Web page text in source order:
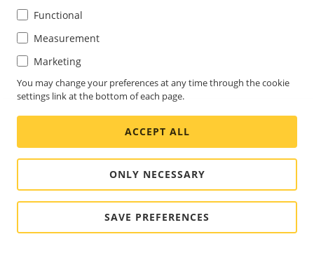
按一下顯示 I/O 輸出埠。例如，使用開關開啟或關閉連
接埠的電路以測試外部裝置。
點選手動開啟或關閉紅外線照明。
按一下手動開啟或關閉白光。
按一下以存取螢幕上控制項。若啟用螢幕控制項群
組，當使用者在影像管理軟體中以滑鼠右鍵按一下即時串
Predefined controls (預先定義的控制項)
預設螢幕控制項。
Custom controls (自訂控制項)]：按一下 [
Functional
Measurement
Marketing
You may change your preferences at any time through the cookie
settings link at the bottom of each page.
ACCEPT ALL
ONLY NECESSARY
SAVE PREFERENCES